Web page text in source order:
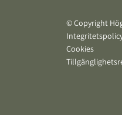
© Copyright
Cookies